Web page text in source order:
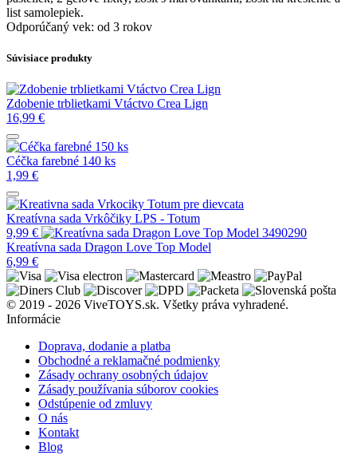
list samolepiek.
Odporúčaný vek: od 3 rokov
Súvisiace produkty
Zdobenie trblietkami Vtáctvo Crea Lign
16,99 €
Céčka farebné 140 ks
1,99 €
Kreatívna sada Vrkôčiky LPS - Totum
9,99 €
Kreatívna sada Dragon Love Top Model
6,99 €
© 2019 - 2026 ViveTOYS.sk. Všetky práva vyhradené.
Informácie
Doprava, dodanie a platba
Obchodné a reklamačné podmienky
Zásady ochrany osobných údajov
Zásady používania súborov cookies
Odstúpenie od zmluvy
O nás
Kontakt
Blog